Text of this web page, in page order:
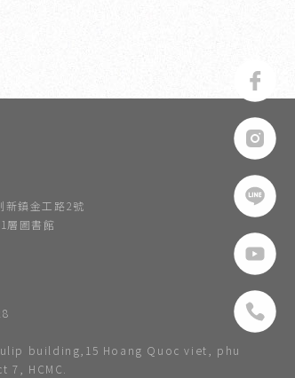
新鎮金工路2號
層圖書館
building,15 Hoang Quoc viet, phu
HCMC.